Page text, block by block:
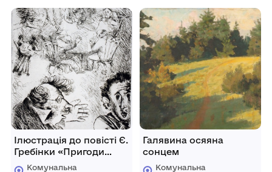
Ілюстрація до повісті Є.
Гребінки «Пригоди
синьої асигнації»
Комунальна
Галявина осяяна
сонцем
Комунальна